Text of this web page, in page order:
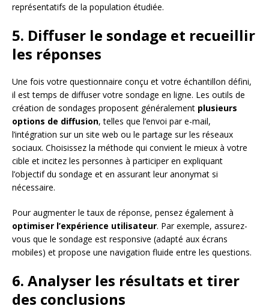
représentatifs de la population étudiée.
5. Diffuser le sondage et recueillir
les réponses
Une fois votre questionnaire conçu et votre échantillon défini,
il est temps de diffuser votre sondage en ligne. Les outils de
création de sondages proposent généralement plusieurs
options de diffusion, telles que l’envoi par e-mail,
l’intégration sur un site web ou le partage sur les réseaux
sociaux. Choisissez la méthode qui convient le mieux à votre
cible et incitez les personnes à participer en expliquant
l’objectif du sondage et en assurant leur anonymat si
nécessaire.
Pour augmenter le taux de réponse, pensez également à
optimiser l’expérience utilisateur. Par exemple, assurez-
vous que le sondage est responsive (adapté aux écrans
mobiles) et propose une navigation fluide entre les questions.
6. Analyser les résultats et tirer
des conclusions